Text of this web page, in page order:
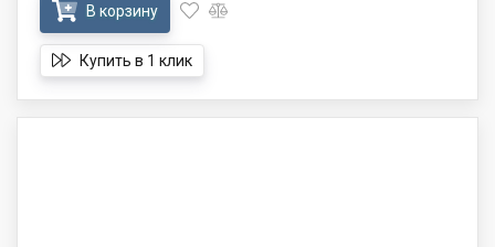
В корзину
Купить в 1 клик